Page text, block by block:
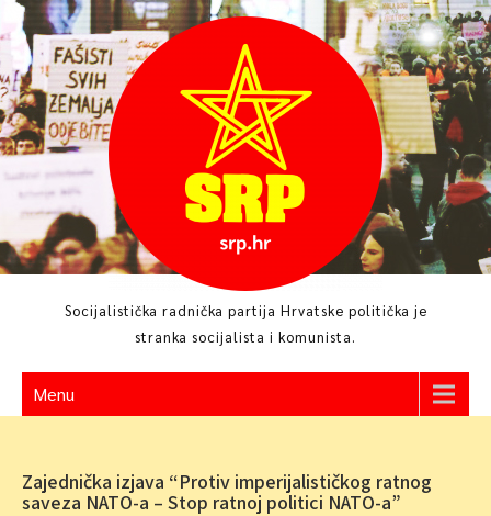
Skip
to
content
Socijalistička radnička partija Hrvatske politička je
stranka socijalista i komunista.
Menu
Zajednička izjava “Protiv imperijalističkog ratnog
saveza NATO-a – Stop ratnoj politici NATO-a”